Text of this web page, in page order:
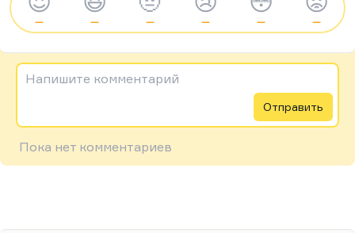
— — — — — —
Напишите комментарий
Отправить
Пока нет комментариев